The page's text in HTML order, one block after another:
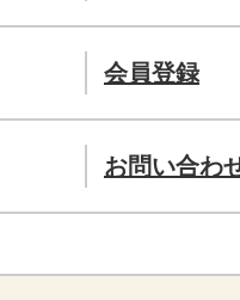
会員登録
お問い合わ